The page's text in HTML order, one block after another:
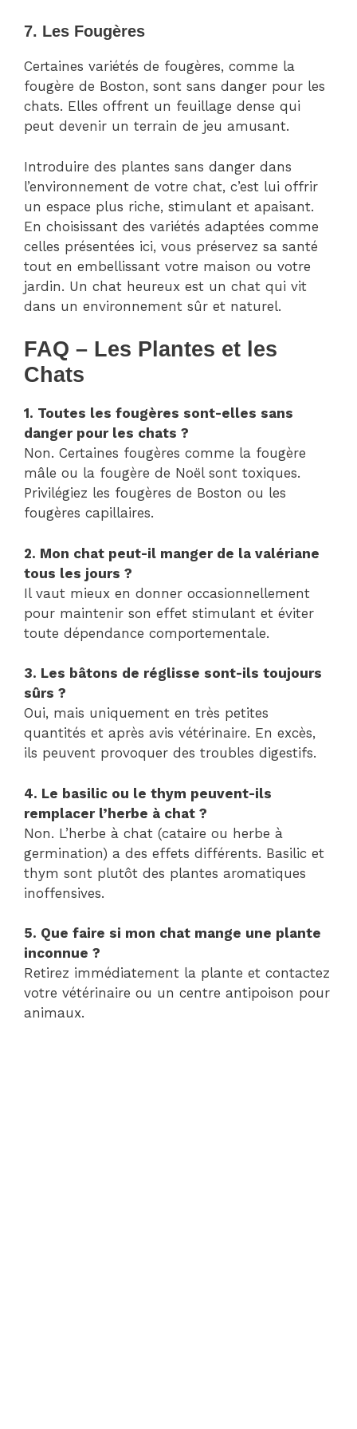
7. Les Fougères
Certaines variétés de fougères, comme la
fougère de Boston, sont sans danger pour les
chats. Elles offrent un feuillage dense qui
peut devenir un terrain de jeu amusant.
Introduire des plantes sans danger dans
l’environnement de votre chat, c’est lui offrir
un espace plus riche, stimulant et apaisant.
En choisissant des variétés adaptées comme
celles présentées ici, vous préservez sa santé
tout en embellissant votre maison ou votre
jardin. Un chat heureux est un chat qui vit
dans un environnement sûr et naturel.
FAQ – Les Plantes et les
Chats
1. Toutes les fougères sont-elles sans
danger pour les chats ?
Non. Certaines fougères comme la fougère
mâle ou la fougère de Noël sont toxiques.
Privilégiez les fougères de Boston ou les
fougères capillaires.
2. Mon chat peut-il manger de la valériane
tous les jours ?
Il vaut mieux en donner occasionnellement
pour maintenir son effet stimulant et éviter
toute dépendance comportementale.
3. Les bâtons de réglisse sont-ils toujours
sûrs ?
Oui, mais uniquement en très petites
quantités et après avis vétérinaire. En excès,
ils peuvent provoquer des troubles digestifs.
4. Le basilic ou le thym peuvent-ils
remplacer l’herbe à chat ?
Non. L’herbe à chat (cataire ou herbe à
germination) a des effets différents. Basilic et
thym sont plutôt des plantes aromatiques
inoffensives.
5. Que faire si mon chat mange une plante
inconnue ?
Retirez immédiatement la plante et contactez
votre vétérinaire ou un centre antipoison pour
animaux.